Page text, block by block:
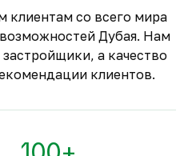
в
жизни
клиентам со всего мира
Дубая. Нам
а качество
клиентов.